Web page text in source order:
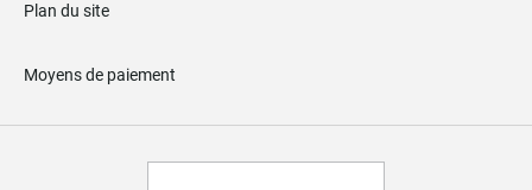
Plan du site
Moyens de paiement